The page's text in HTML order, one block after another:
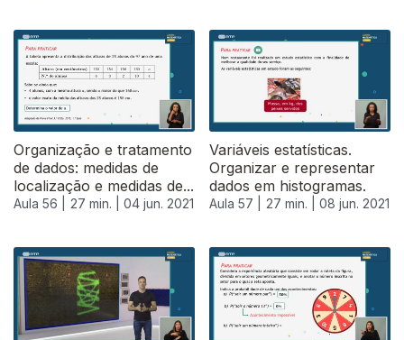
Organização e tratamento
de dados: medidas de
localização e medidas de...
Aula 56 | 27 min. | 04 jun. 2021
Variáveis estatísticas.
Organizar e representar
dados em histogramas.
Aula 57 | 27 min. | 08 jun. 2021
551158